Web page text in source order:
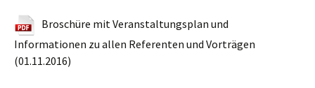
Broschüre mit Veranstaltungsplan und
Informationen zu allen Referenten und Vorträgen
(01.11.2016)